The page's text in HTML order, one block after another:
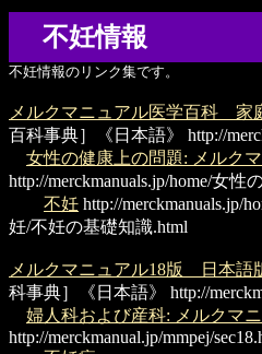
不妊情報
不妊情報のリンク集です。
メルクマニュアル医学百科 家
百科事典］《日本語》
http://
女性の健康上の問題: メルク
http://merckmanuals.jp/home/女性
不妊 http://merckmanuals.jp/
妊/不妊の基礎知識.html
メルクマニュアル18版 日本語
科事典］《日本語》
http://
婦人科および産科: メルクマ
http://merckmanual.jp/mmpej/